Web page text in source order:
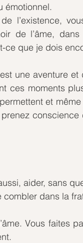
émotionnel.
l’existence,
de l’âme,
que je dois
une aventure
ces moments
et
aider, sans
combler dans la
Vous faites